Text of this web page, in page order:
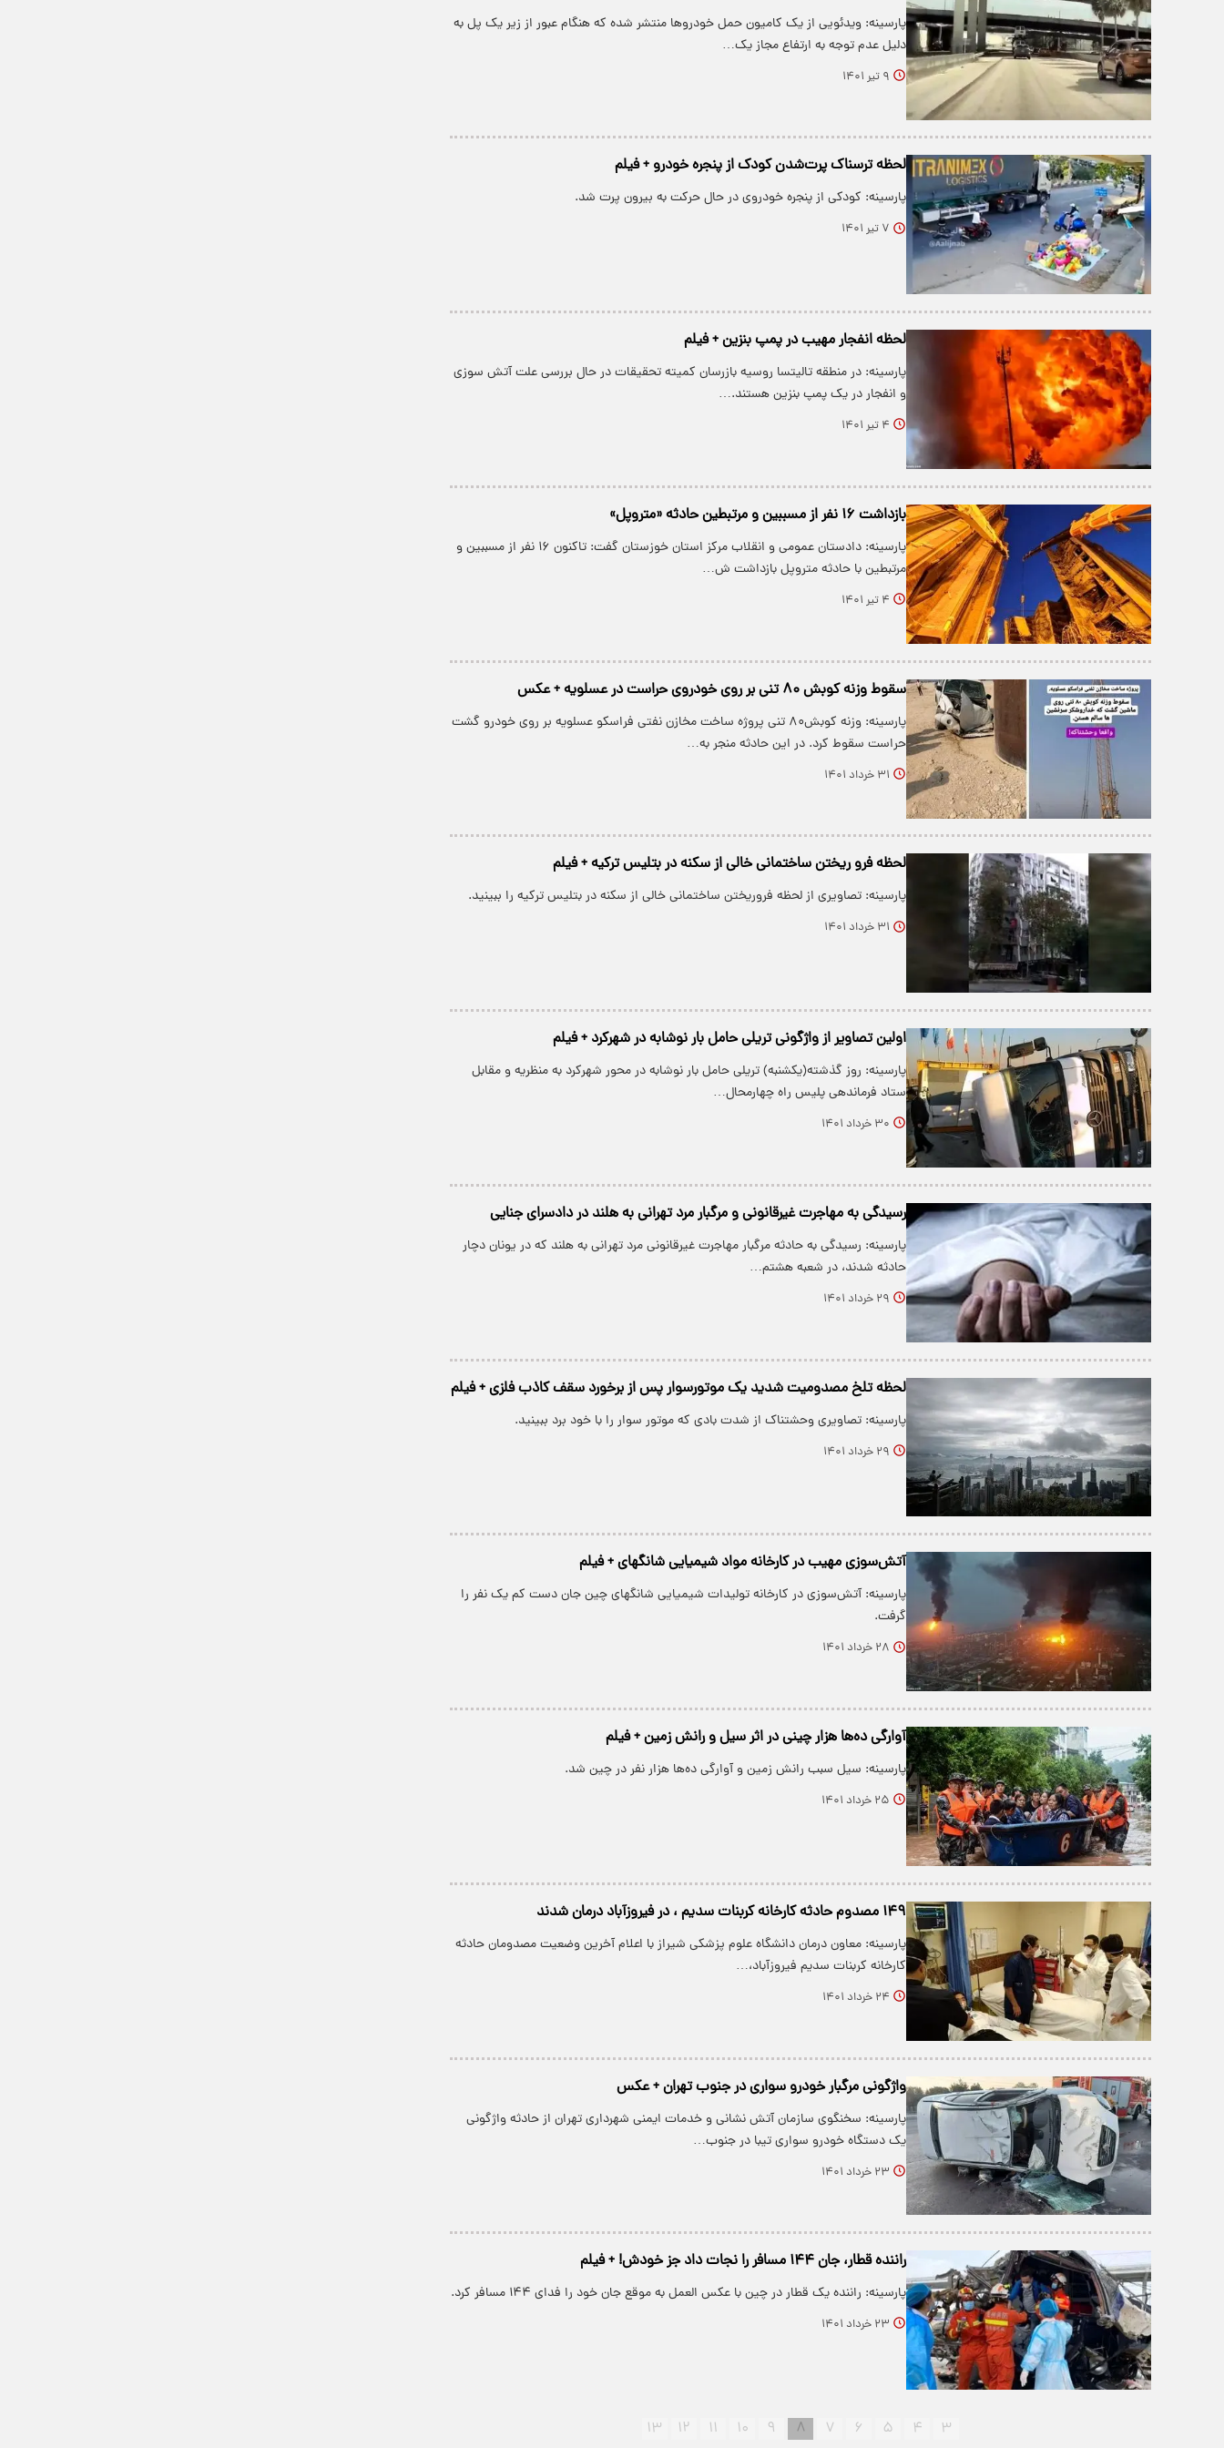
پارسینه: ویدئویی از یک کامیون حمل خودرو‌ها منتشر شده که هنگام عبور از زیر یک پل به
دلیل عدم توجه به ارتفاع مجاز یک…
۹ تیر ۱۴۰۱
لحظه ترسناک پرت‌شدن کودک از پنجره خودرو + فیلم
پارسینه: کودکی از پنجره خودروی در حال حرکت به بیرون پرت شد.
۷ تیر ۱۴۰۱
لحظه انفجار مهیب در پمپ بنزین + فیلم
پارسینه: در منطقه تالیتسا روسیه بازرسان کمیته تحقیقات در حال بررسی علت آتش سوزی
و انفجار در یک پمپ بنزین هستند.…
۴ تیر ۱۴۰۱
بازداشت ۱۶ نفر از مسببین و مرتبطین حادثه «متروپل»
پارسینه: دادستان عمومی و انقلاب مرکز استان خوزستان گفت: تاکنون ۱۶ نفر از مسببین و
مرتبطین با حادثه متروپل بازداشت ش…
۴ تیر ۱۴۰۱
سقوط وزنه کوبش ۸۰ تنی بر روی خودروی حراست در عسلویه + عکس
پارسینه: وزنه کوبش۸۰ تنی پروژه ساخت مخازن نفتی فراسکو عسلویه بر روی خودرو گشت
حراست سقوط کرد. در این حادثه منجر به…
۳۱ خرداد ۱۴۰۱
لحظه فرو ریختن ساختمانی خالی از سکنه در بتلیس ترکیه + فیلم
پارسینه: تصاویری از لحظه فروریختن ساختمانی خالی از سکنه در بتلیس ترکیه را ببینید.
۳۱ خرداد ۱۴۰۱
اولین تصاویر از واژگونی تریلی حامل بار نوشابه در شهرکرد + فیلم
پارسینه: روز گذشته(یکشنبه) تریلی حامل بار نوشابه در محور شهرکرد به منظریه و مقابل
ستاد فرماندهی پلیس راه چهارمحال…
۳۰ خرداد ۱۴۰۱
رسیدگی به مهاجرت غیرقانونی و مرگبار مرد تهرانی به هلند در دادسرای جنایی
پارسینه: رسیدگی به حادثه مرگبار مهاجرت غیرقانونی مرد تهرانی به هلند که در یونان دچار
حادثه شدند، در شعبه هشتم…
۲۹ خرداد ۱۴۰۱
لحظه تلخ مصدومیت شدید یک موتورسوار پس از برخورد سقف کاذب فلزی + فیلم
پارسینه: تصاویری وحشتناک از شدت بادی که موتور سوار را با خود برد ببینید.
۲۹ خرداد ۱۴۰۱
آتش‌سوزی مهیب در کارخانه مواد شیمیایی شانگهای + فیلم
پارسینه: آتش‌سوزی در کارخانه تولیدات شیمیایی شانگهای چین جان دست کم یک نفر را
گرفت.
۲۸ خرداد ۱۴۰۱
آوارگی ده‌ها هزار چینی در اثر سیل و رانش زمین + فیلم
پارسینه: سیل سبب رانش زمین و آوارگی ده‌ها هزار نفر در چین شد.
۲۵ خرداد ۱۴۰۱
۱۴۹ مصدوم حادثه کارخانه کربنات سدیم ، در فیروزآباد درمان شدند
پارسینه: معاون درمان دانشگاه علوم پزشکی شیراز با اعلام آخرین وضعیت مصدومان حادثه
کارخانه کربنات سدیم فیروزآباد،…
۲۴ خرداد ۱۴۰۱
واژگونی مرگبار خودرو سواری در جنوب تهران + عکس
پارسینه: سخنگوی سازمان آتش نشانی و خدمات ایمنی شهرداری تهران از حادثه واژگونی
یک دستگاه خودرو سواری تیبا در جنوب…
۲۳ خرداد ۱۴۰۱
راننده قطار، جان ۱۴۴ مسافر را نجات داد جز خودش! + فیلم
پارسینه: راننده یک قطار در چین با عکس العمل به موقع جان خود را فدای ۱۴۴ مسافر کرد.
۲۳ خرداد ۱۴۰۱
۳ ۴ ۵ ۶ ۷ ۸ ۹ ۱۰ ۱۱ ۱۲ ۱۳